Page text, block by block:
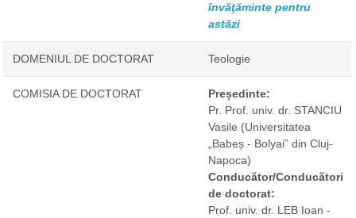
învăţăminte pentru
astăzi
DOMENIUL DE DOCTORAT Teologie
COMISIA DE DOCTORAT
Președinte:
Pr. Prof. univ. dr. STANCIU
Vasile (Universitatea
„Babeș - Bolyai” din Cluj-
Napoca)
Conducător/Conducători
de doctorat:
Prof. univ. dr. LEB Ioan -